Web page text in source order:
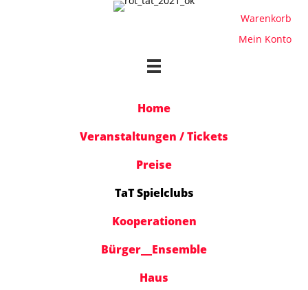
Warenkorb
Mein Konto
Home
Veranstaltungen / Tickets
Preise
TaT Spielclubs
Kooperationen
Bürger__Ensemble
Haus